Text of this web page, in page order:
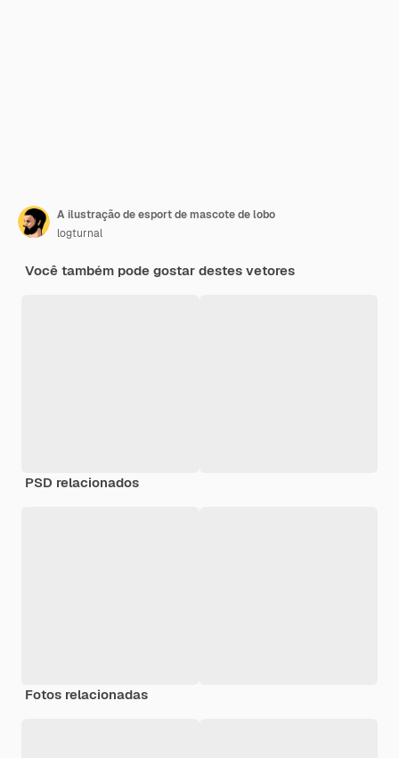
A ilustração de esport de mascote de lobo
logturnal
Você também pode gostar destes vetores
PSD relacionados
Fotos relacionadas